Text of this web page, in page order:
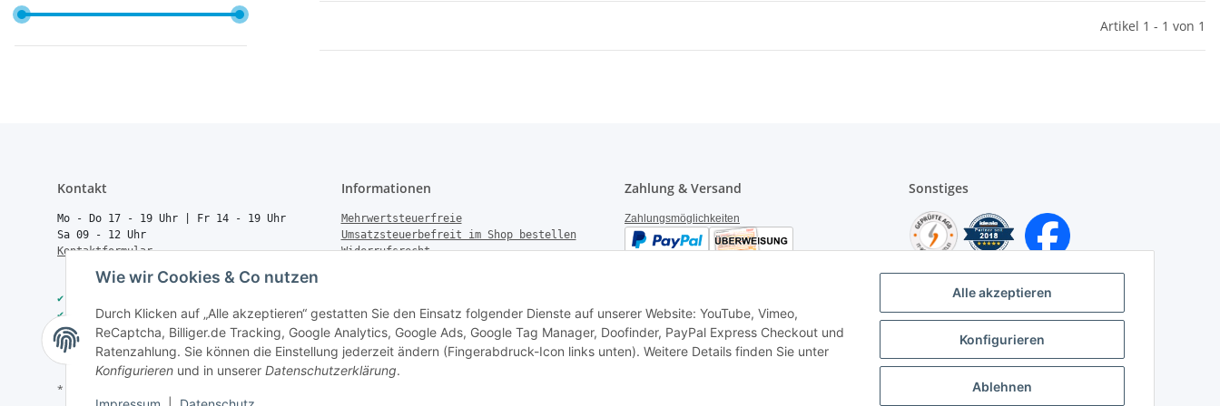
Alle akzeptieren
Konfigurieren
Ablehnen
Wie wir Cookies & Co nutzen
Durch Klicken auf „Alle akzeptieren“ gestatten Sie den Einsatz folgender Dienste auf unserer Website: YouTube, Vimeo,
ReCaptcha, Billiger.de Tracking, Google Analytics, Google Ads, Google Tag Manager, Doofinder, PayPal Express Checkout und
Ratenzahlung. Sie können die Einstellung jederzeit ändern (Fingerabdruck-Icon links unten). Weitere Details finden Sie unter
Konfigurieren und in unserer Datenschutzerklärung.
Artikel 1 - 1 von 1
Kontakt
Mo - Do 17 - 19 Uhr | Fr 14 - 19 Uhr
Sa 09 - 12 Uhr
Kontaktformular
✔
✔
Trusted Shops zertifiziert
✔ Schneller Versand
✔ Persönliche Fachberatung
Informationen
Mehrwertsteuerfreie
Umsatzsteuerbefreit im Shop bestellen
Widerrufsrecht
Geld zurück Garantie
Über uns
FAQ
Zahlung & Versand
Zahlungsmöglichkeiten
Sonstiges
* Alle Preise inkl. gesetzlicher USt., zzgl.